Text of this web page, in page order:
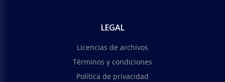
LEGAL
Licencias de archivos
Términos y condiciones
Política de privacidad